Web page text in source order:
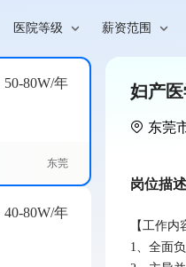
医院等级 薪资范围
50-80W/年
东莞
40-80W/年
妇产
东莞
岗位描述
【工作内
1、全面